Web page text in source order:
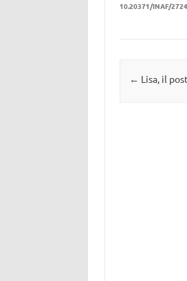
10.20371/INAF/
← Lisa, il